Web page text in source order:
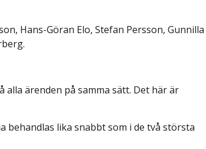
Hans-Göran Elo, Stefan Persson, Gunnilla
alla ärenden på samma sätt. Det här är
behandlas lika snabbt som i de två största